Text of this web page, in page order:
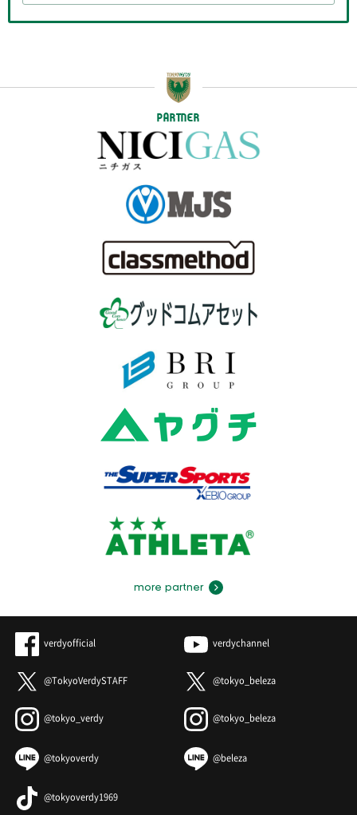
PARTNER
more partner
verdyofficial verdychannel
@TokyoVerdySTAFF @tokyo_beleza
@tokyo_verdy @tokyo_beleza
@tokyoverdy @beleza
@tokyoverdy1969